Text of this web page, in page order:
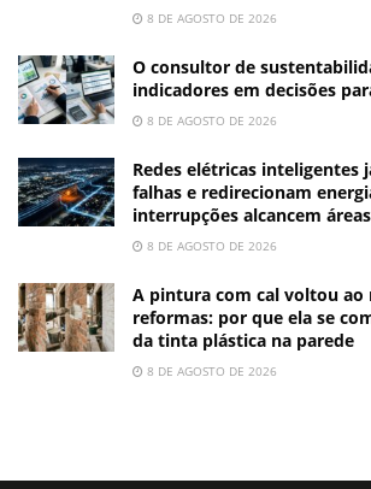
8 DE AGOSTO DE 2026
O consultor de
indicadores em decisões
8 DE AGOSTO DE 2026
Redes elétricas inteligentes
falhas e redirecionam
interrupções alcancem
8 DE AGOSTO DE 2026
A pintura com cal voltou ao
reformas: por que ela se
da tinta plástica na parede
8 DE AGOSTO DE 2026